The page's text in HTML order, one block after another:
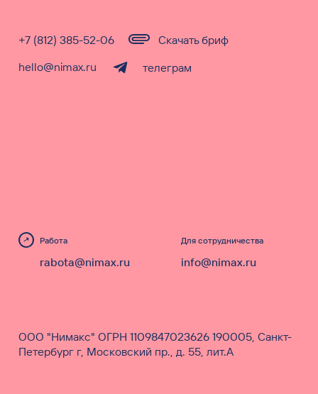
hello@nimax.ru
+7 (812) 385-52-06
телеграм
Скачать бриф
Работа
rabota@nimax.ru
Для сотрудничества
info@nimax.ru
ООО "Нимакс" ОГРН 1109847023626 190005, Санкт-
Петербург г, Московский пр., д. 55, лит.А